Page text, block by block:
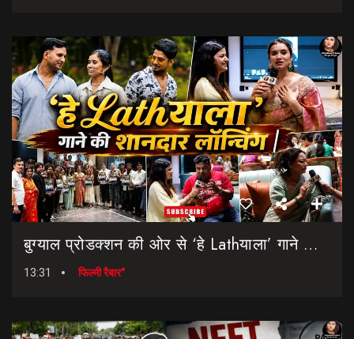
बुग्याल प्रोडक्शन की ओर से ‘हे Lathयाला’ गाने की शानदार लॉन्चिंग || Hey Lathyala || Garhwali Song
13:31 फिल्मी रैबार"